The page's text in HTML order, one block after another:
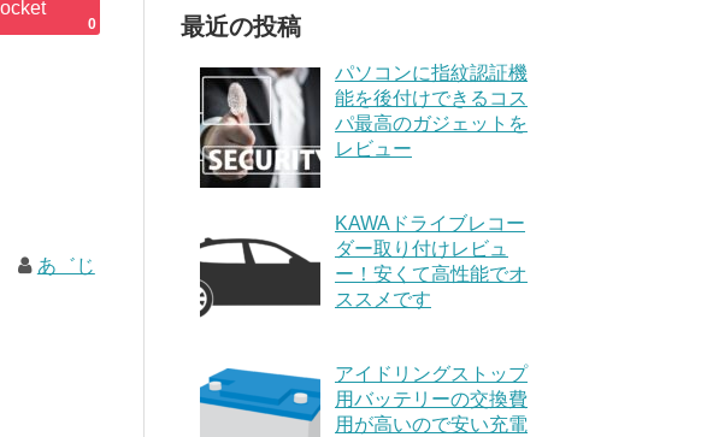
0
あ゛じ
最近の投稿
パソコンに指紋認証機
能を後付けできるコス
パ最高のガジェットを
レビュー
KAWAドライブレコー
ダー取り付けレビュ
ー！安くて高性能でオ
ススメです
アイドリングストップ
用バッテリーの交換費
用が高いので安い充電